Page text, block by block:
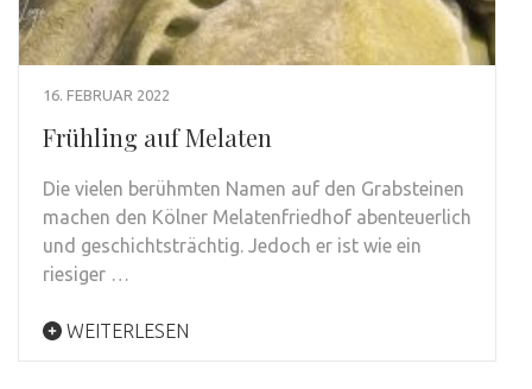
16. FEBRUAR 2022
Frühling auf Melaten
Die vielen berühmten Namen auf den Grabsteinen
machen den Kölner Melatenfriedhof abenteuerlich
und geschichtsträchtig. Jedoch er ist wie ein
riesiger …
WEITERLESEN